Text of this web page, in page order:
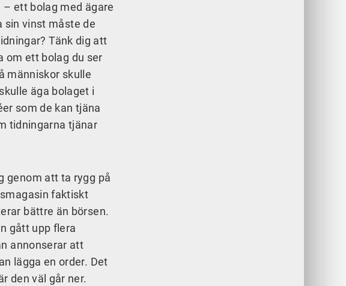
ett bolag med ägare
sin vinst måste de
Tänk dig att
om ett bolag du ser
människor skulle
äga bolaget i
som de kan tjäna
tidningarna tjänar
genom att ta rygg på
faktiskt
bättre än börsen.
gått upp flera
annonserar att
lägga en order. Det
den väl går ner.